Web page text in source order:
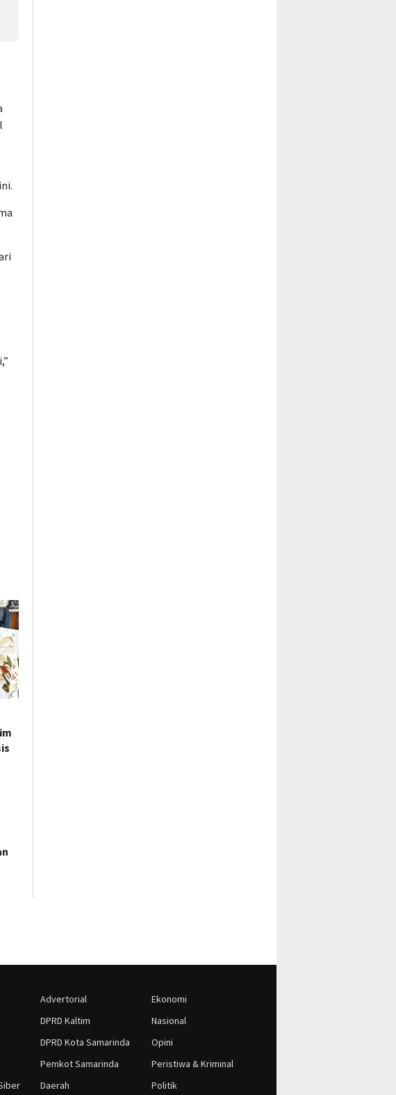
Advertorial
DPRD Kaltim
DPRD Kota Samarinda
Pemkot Samarinda
Daerah
Ekonomi
Nasional
Opini
Peristiwa & Kriminal
Politik